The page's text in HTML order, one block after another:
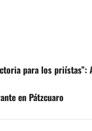
para los
en Pátzcuaro